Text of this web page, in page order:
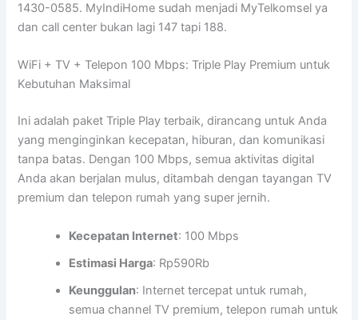
1430-0585. MyIndiHome sudah menjadi MyTelkomsel ya
dan call center bukan lagi 147 tapi 188.
WiFi + TV + Telepon 100 Mbps: Triple Play Premium untuk
Kebutuhan Maksimal
Ini adalah paket Triple Play terbaik, dirancang untuk Anda
yang menginginkan kecepatan, hiburan, dan komunikasi
tanpa batas. Dengan 100 Mbps, semua aktivitas digital
Anda akan berjalan mulus, ditambah dengan tayangan TV
premium dan telepon rumah yang super jernih.
Kecepatan Internet: 100 Mbps
Estimasi Harga: Rp590Rb
Keunggulan: Internet tercepat untuk rumah,
semua channel TV premium, telepon rumah untuk